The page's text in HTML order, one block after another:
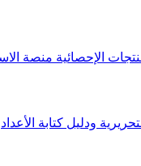
الإحصائية منصة
ودليل كتابة الأعداد